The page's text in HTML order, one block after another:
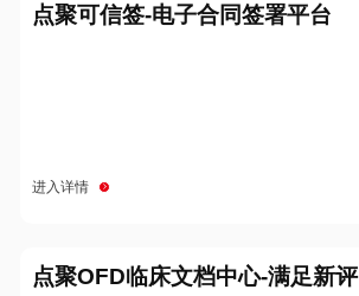
点聚可信签-电子合同签署平台
进入详情
点聚OFD临床文档中心-满足新评